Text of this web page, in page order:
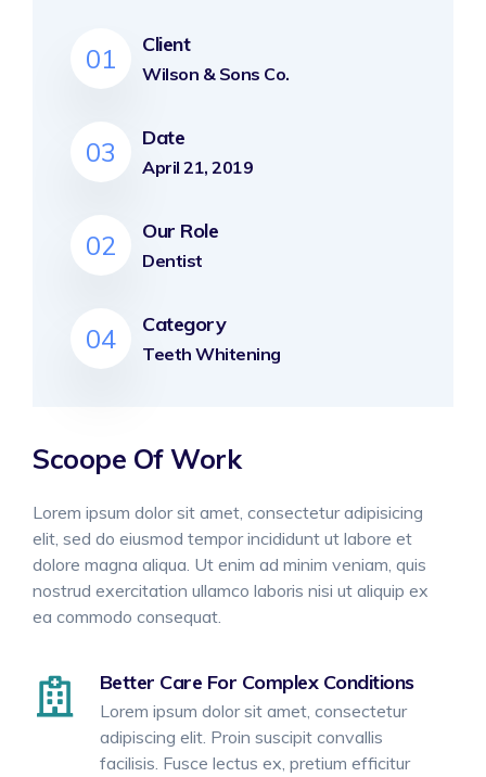
01 Client
Wilson & Sons Co.
03 Date
April 21, 2019
02 Our Role
Dentist
04 Category
Teeth Whitening
Scoope Of Work
Lorem ipsum dolor sit amet, consectetur adipisicing
elit, sed do eiusmod tempor incididunt ut labore et
dolore magna aliqua. Ut enim ad minim veniam, quis
nostrud exercitation ullamco laboris nisi ut aliquip ex
ea commodo consequat.
Better Care For Complex Conditions
Lorem ipsum dolor sit amet, consectetur
adipiscing elit. Proin suscipit convallis
facilisis. Fusce lectus ex, pretium efficitur